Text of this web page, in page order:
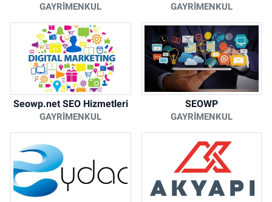
GAYRIMENKUL GAYRIMENKUL
Seowp.net SEO Hizmetleri
GAYRIMENKUL
SEOWP
GAYRIMENKUL